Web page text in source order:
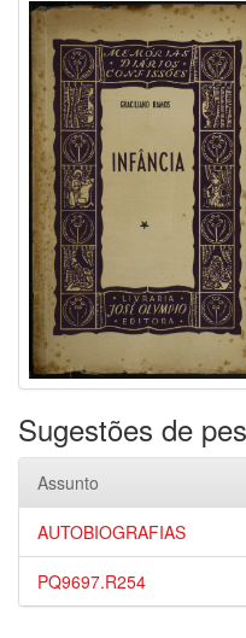
Sugestões de
Assunto
AUTOBIOGRAFIAS
PQ9697.R254